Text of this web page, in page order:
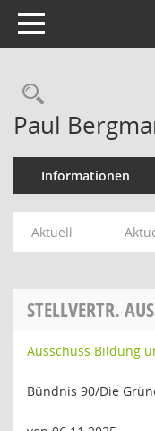
Toggle navigation
Paul
Informationen
Aktuell
STELLVERTR.
Ausschuss Bildung
Bündnis 90/Die